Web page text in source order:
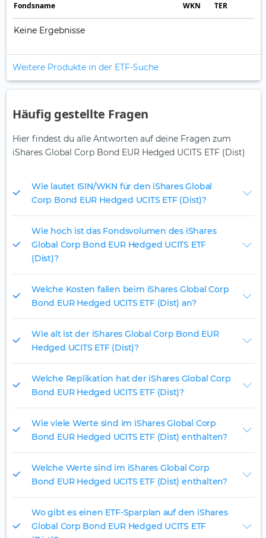
Fonds­name WKN TER
Keine Ergebnisse
Weitere Produkte in der ETF-Suche
Häufig gestellte Fragen
Hier findest du alle Antworten auf deine Fragen zum
iShares Global Corp Bond EUR Hedged UCITS ETF (Dist)
Wie lautet ISIN/WKN für den iShares Global
Corp Bond EUR Hedged UCITS ETF (Dist)?
Wie hoch ist das Fondsvolumen des iShares
Global Corp Bond EUR Hedged UCITS ETF
(Dist)?
Welche Kosten fallen beim iShares Global Corp
Bond EUR Hedged UCITS ETF (Dist) an?
Wie alt ist der iShares Global Corp Bond EUR
Hedged UCITS ETF (Dist)?
Welche Replikation hat der iShares Global Corp
Bond EUR Hedged UCITS ETF (Dist)?
Wie viele Werte sind im iShares Global Corp
Bond EUR Hedged UCITS ETF (Dist) enthalten?
Welche Werte sind im iShares Global Corp
Bond EUR Hedged UCITS ETF (Dist) enthalten?
Wo gibt es einen ETF-Sparplan auf den iShares
Global Corp Bond EUR Hedged UCITS ETF